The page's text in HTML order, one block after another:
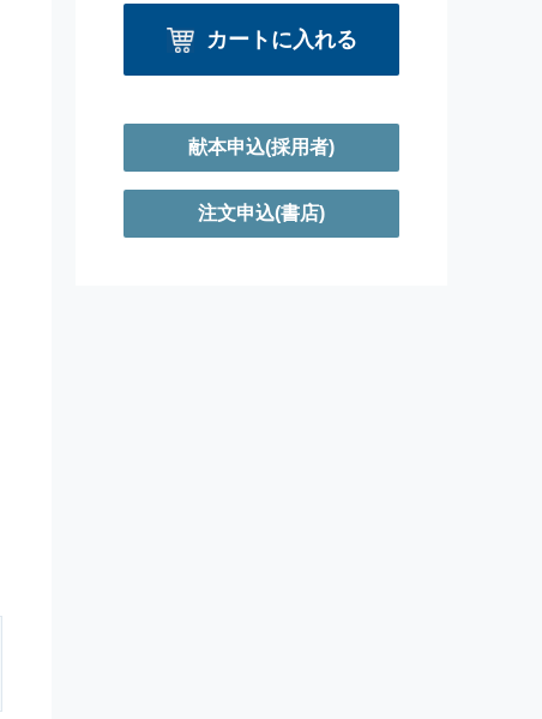
カートに入れる
献本申込(採用者)
注文申込(書店)